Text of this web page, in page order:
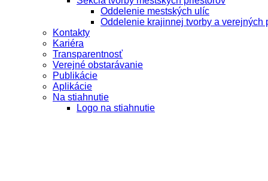
Oddelenie mestských ulíc
Oddelenie krajinnej tvorby a verejných
Kontakty
Kariéra
Transparentnosť
Verejné obstarávanie
Publikácie
Aplikácie
Na stiahnutie
Logo na stiahnutie